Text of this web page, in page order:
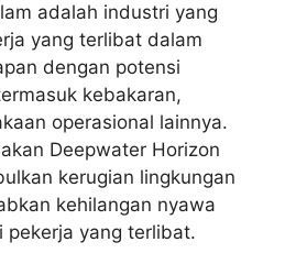
adalah industri yang
yang terlibat dalam
dengan potensi
kebakaran,
operasional lainnya.
Deepwater Horizon
kerugian lingkungan
kehilangan nyawa
pekerja yang terlibat.